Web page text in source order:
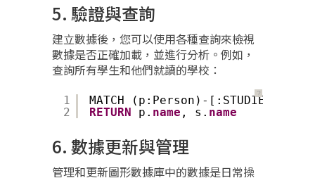
5. 驗證與查詢
建立數據後，您可以使用各種查詢來檢視
數據是否正確加載，並進行分析。例如，
查詢所有學生和他們就讀的學校：
？
1
2
MATCH (p:Person)-
RETURN
p. name , s. name
6. 數據更新與管理
管理和更新圖形數據庫中的數據是日常操